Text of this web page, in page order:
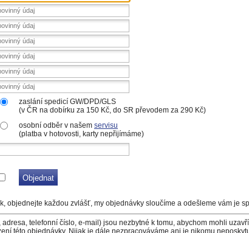
zaslání spedicí GW/DPD/GLS
(v ČR na dobírku za 150 Kč, do SR převodem za 290 Kč)
osobní odběr v našem servisu
(platba v hotovosti, karty nepřijímáme)
objednejte každou zvlášť, my objednávky sloučíme a odešleme vám je
telefonní číslo, e-mail) jsou nezbytné k tomu, abychom mohli
této objednávky. Nijak je dále nezpracováváme ani je nikomu